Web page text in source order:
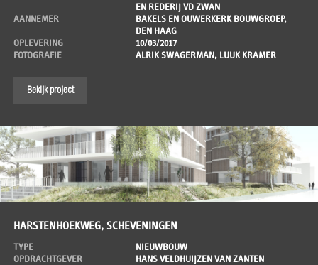
EN REDERIJ VD ZWAN
AANNEMER
BAKELS EN OUWERKERK BOUWGROEP,
DEN HAAG
OPLEVERING
10/03/2017
FOTOGRAFIE
ALRIK SWAGERMAN, LUUK KRAMER
Bekijk project
HARSTENHOEKWEG, SCHEVENINGEN
TYPE
NIEUWBOUW
OPDRACHTGEVER
HANS VELDHUIJZEN VAN ZANTEN